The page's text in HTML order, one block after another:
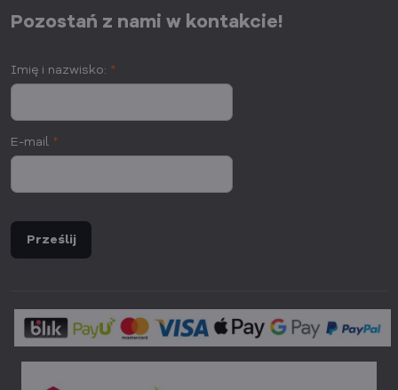
Pozostań z nami w kontakcie!
Imię i nazwisko: *
E-mail *
Prześlij